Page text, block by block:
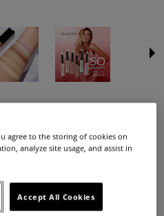
agree to the storing of cookies on
analyze site usage, and assist in
Accept All Cookies